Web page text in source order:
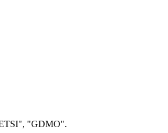
"GDMO".